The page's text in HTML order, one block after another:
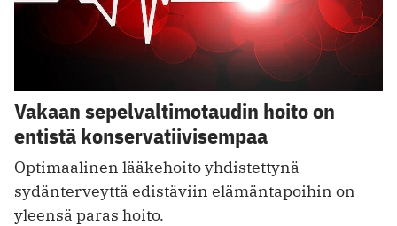
Vakaan sepelvaltimotaudin hoito on
entistä konservatiivisempaa
Optimaalinen lääkehoito yhdistettynä
sydänterveyttä edistäviin elämäntapoihin on
yleensä paras hoito.